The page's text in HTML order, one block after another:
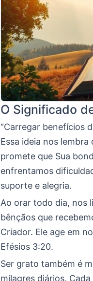
O Significado
“Carregar benefícios
Essa ideia nos
promete que Sua
enfrentamos
suporte e alegria.
Ao orar todo dia, nos
bênçãos que
Criador. Ele age em
Efésios 3:20.
Ser grato também é
milagres diários.